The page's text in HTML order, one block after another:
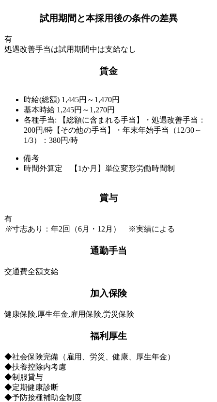
試用期間と本採用後の条件の差異
有
処遇改善手当は試用期間中は支給なし
賃金
時給(総額) 1,445円～1,470円
基本時給 1,245円～1,270円
各種手当: 【総額に含まれる手当】・処遇改善手当：
200円/時【その他の手当】・年末年始手当（12/30～
1/3）：380円/時
備考
時間外算定 【1か月】単位変形労働時間制
賞与
有
※寸志あり：年2回（6月・12月） ※実績による
通勤手当
交通費全額支給
加入保険
健康保険,厚生年金,雇用保険,労災保険
福利厚生
◆社会保険完備（雇用、労災、健康、厚生年金）
◆扶養控除内考慮
◆制服貸与
◆定期健康診断
◆予防接種補助金制度